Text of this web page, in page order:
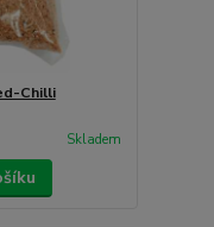
Chilli
Skladem